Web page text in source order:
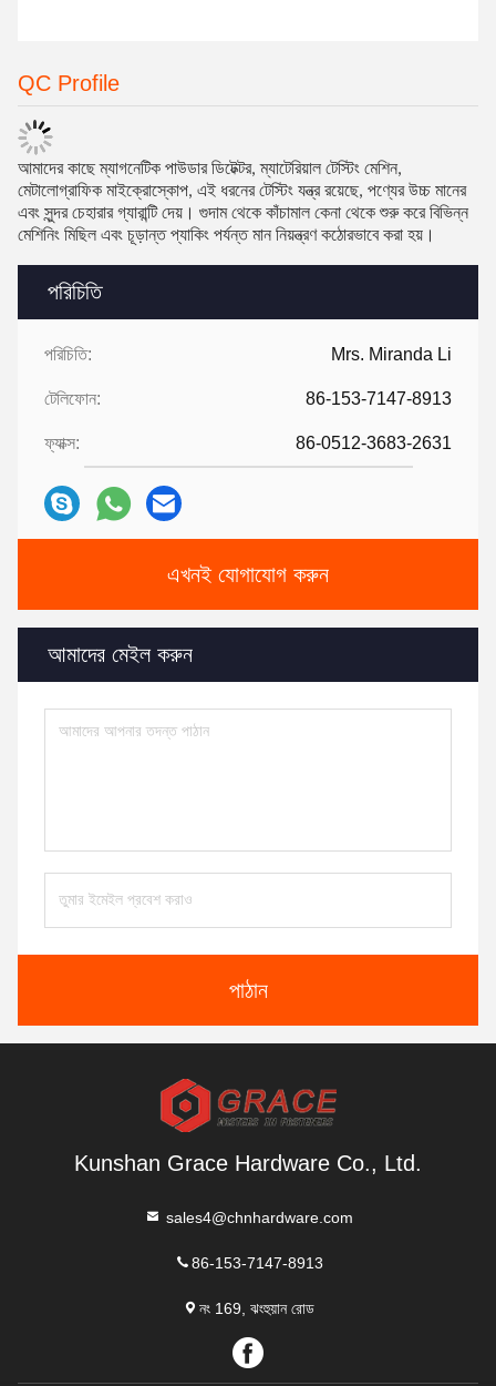
পরিচিতি
পরিচিতি: Mrs. Miranda Li
টেলিফোন: 86-153-7147-8913
ফ্যাক্স: 86-0512-3683-2631
এখনই যোগাযোগ করুন
আমাদের মেইল ​​করুন
পাঠান
QC Profile
আমাদের কাছে ম্যাগনেটিক পাউডার ডিটেক্টর, ম্যাটেরিয়াল টেস্টিং মেশিন,
মেটালোগ্রাফিক মাইক্রোস্কোপ, এই ধরনের টেস্টিং যন্ত্র রয়েছে, পণ্যের উচ্চ মানের
এবং সুন্দর চেহারার গ্যারান্টি দেয়। গুদাম থেকে কাঁচামাল কেনা থেকে শুরু করে বিভিন্ন
মেশিনিং মিছিল এবং চূড়ান্ত প্যাকিং পর্যন্ত মান নিয়ন্ত্রণ কঠোরভাবে করা হয়।
Kunshan Grace Hardware Co., Ltd.
sales4@chnhardware.com
86-153-7147-8913
নং 169, ঝংহুয়ান রোড